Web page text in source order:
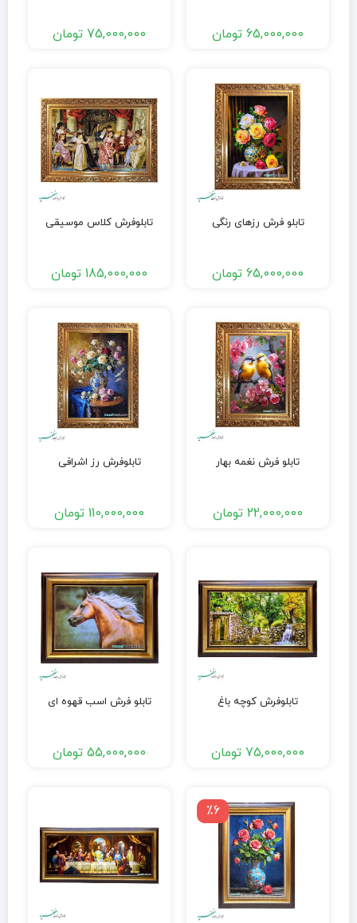
65,000,000 تومان 75,000,000 تومان
تابلو فرش رزهای رنگی
65,000,000 تومان
تابلوفرش کلاس موسیقی
185,000,000 تومان
تابلو فرش نغمه بهار
22,000,000 تومان
تابلوفرش رز اشرافی
110,000,000 تومان
تابلوفرش کوچه باغ
75,000,000 تومان
تابلو فرش اسب قهوه ای
55,000,000 تومان
٪6